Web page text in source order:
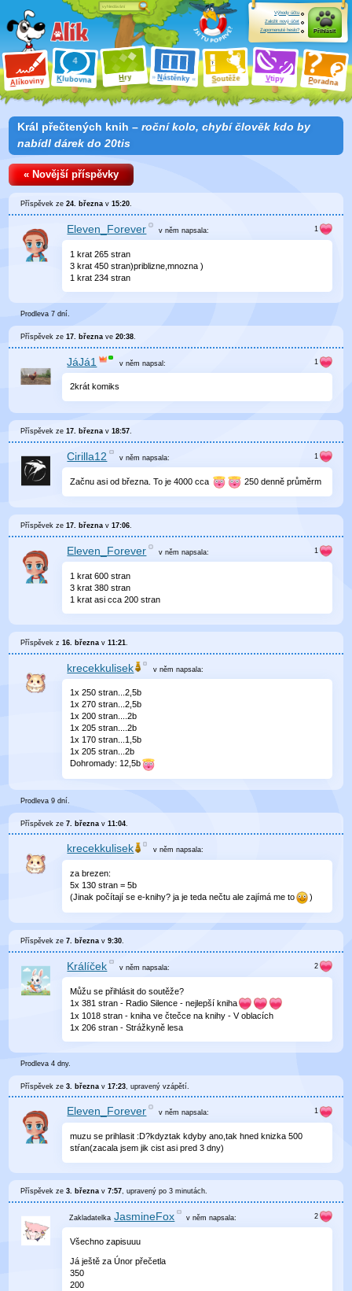
Alíkoviny Klubovna Hry Nástěnky Soutěže Vtipy Poradna
Výhody účtu
Založit nový účet
Zapomenuté heslo?
Přihlásit
Král přečtených knih – roční kolo, chybí člověk kdo by
nabídl dárek do 20tis
« Novější příspěvky
Příspěvek ze24. března v15:20.
Eleven_Forever v němnapsala:
1 krat 265 stran
3 krat 450 stran)priblizne,mnozna )
1 krat 234 stran
Prodleva 7 dní.
Příspěvek ze17. března ve20:38
JáJá1 v něm napsal:
2krát komiks
Příspěvek ze17. března v18:57.
Cirilla12 v němnapsala:
Začnu asi od března. To je 4000 cca 250 denně průměrm
Příspěvek ze17. března v17:06.
Eleven_Forever v němnapsala:
1 krat 600 stran
3 krat 380 stran
1 krat asi cca 200 stran
Příspěvek z16. března v11:21
krecekkulisek v němnapsala:
1x 250 stran...2,5b
1x 270 stran...2,5b
1x 200 stran....2b
1x 205 stran....2b
1x 170 stran...1,5b
1x 205 stran...2b
Dohromady: 12,5b
Prodleva 9 dní.
Příspěvek ze7. března v11:04
krecekkulisek v němnapsala:
za brezen:
5x 130 stran = 5b
(Jinak počítají se e-knihy? ja je teda nečtu ale zajímá me to
)
Příspěvek ze7. března v9:30.
Králíček v němnapsala:
Můžu se přihlásit do soutěže?
1x 381 stran - Radio Silence - nejlepší kniha
1x 1018 stran - kniha ve čtečce na knihy - V oblacích
1x 206 stran - Strážkyně lesa
Prodleva 4 dny.
Příspěvek ze3. března v17:23 , upravenývzápětí
Eleven_Forever v němnapsala:
muzu se prihlasit :D?kdyztak kdyby ano,tak hned knizka 500
stŕan(zacala jsem jik cist asi pred 3 dny)
Příspěvek ze3. března v7:57, upravenýpo 3 minutách.
JasmineFox v něm napsala:
Všechno zapisuuu
Já ještě za Únor přečetla
350
200